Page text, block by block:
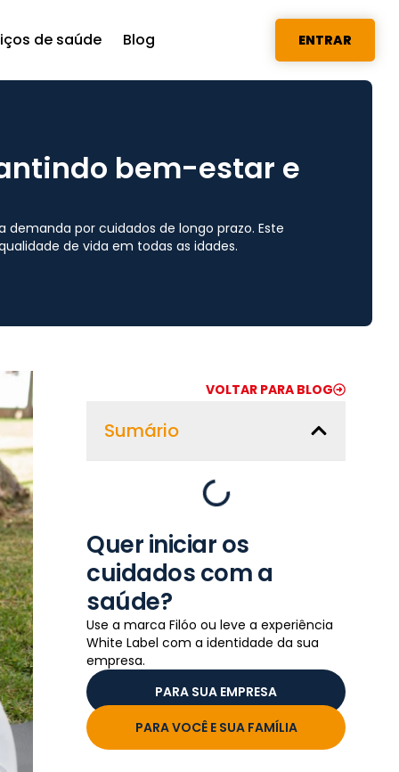
de saúde Blog ENTRAR
bem-estar e
por cuidados de longo prazo. Este
de vida em todas as idades.
VOLTAR PARA BLOG
Sumário
Quer iniciar os
cuidados com a
saúde?
Use a marca Filóo ou leve a experiência
White Label com a identidade da sua
empresa.
PARA SUA EMPRESA
PARA VOCÊ E SUA FAMÍLIA